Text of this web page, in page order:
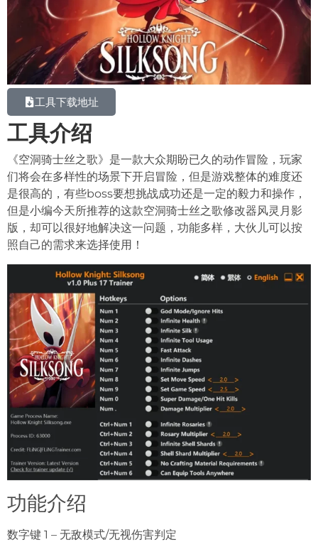
工具下载地址
工具介绍
《空洞骑士丝之歌》是一款大众期盼已久的动作冒险，玩家
们将会在多样性的场景下开启冒险，但是游戏整体的难度还
是很高的，有些boss要想挑战成功还是一定的毅力和操作，
但是小编今天所推荐的这款空洞骑士丝之歌修改器风灵月影
版，却可以很好地解决这一问题，功能多样，大伙儿可以按
照自己的需求来选择使用！
功能介绍
数字键 1 – 无敌模式/无视伤害判定